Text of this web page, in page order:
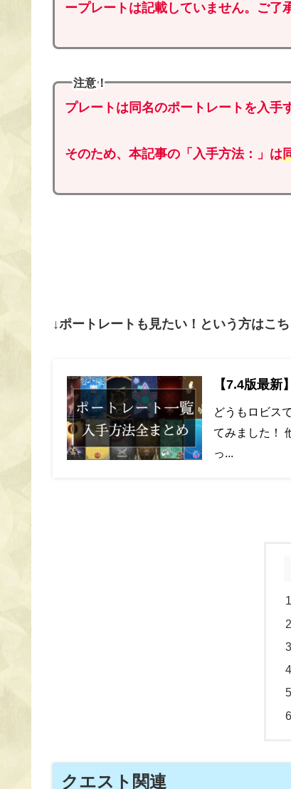
ープレートは記載していません。ご了
注意！
プレートは同名のポートレートを入手
そのため、本記事の「 入手方法： 」は
↓ポートレートも見たい！という方はこち
【7.4版最
どうもロビス
てみました！
っ...
クエスト関連